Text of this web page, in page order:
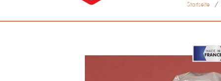
Startseite